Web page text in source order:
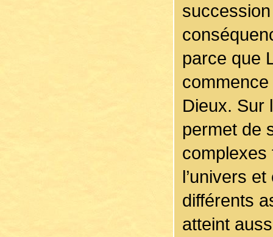
parce que
Dieux. Sur
permet de
complexes
l’univers
différents
atteint